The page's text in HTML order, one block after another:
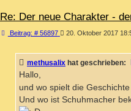
Re: Der neue Charakter -
Beitrag: # 56897Beitrag
20. Oktober 2017
methusalix hat geschrieben:
Hallo,
und wo spielt die
Und wo ist Schuhmacher